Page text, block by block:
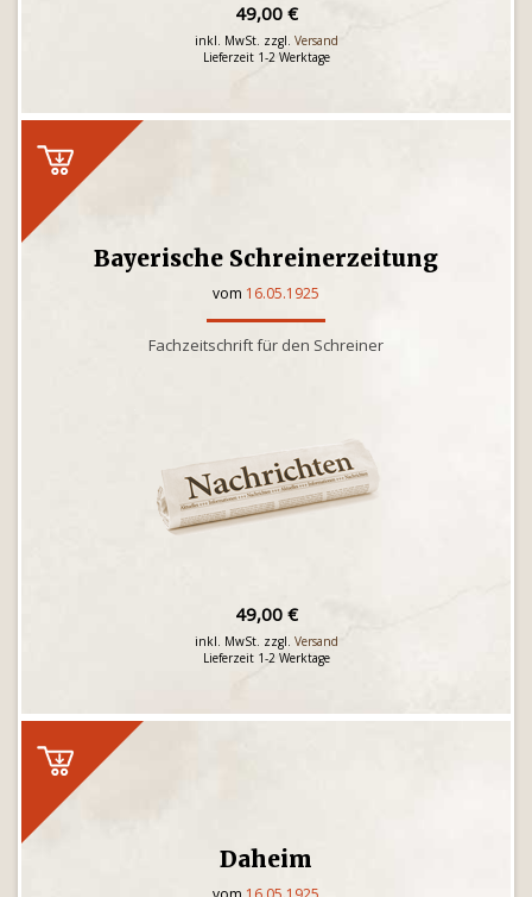
49,00 €
inkl. MwSt. zzgl. Versand
Lieferzeit 1-2 Werktage
Bayerische Schreinerzeitung
vom 16.05.1925
Fachzeitschrift für den Schreiner
49,00 €
inkl. MwSt. zzgl. Versand
Lieferzeit 1-2 Werktage
Daheim